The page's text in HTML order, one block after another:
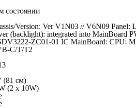
состоянии
Version: Ver V1N03 // V6N09
(backlight): integrated into MainBoard
ZC01-01 IC MainBoard: CPU:
C/T/T2
(81 см)
(2 х 10W)